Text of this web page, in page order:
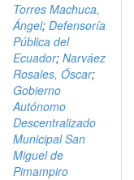
Torres Machuca,
Ángel; Defensoría
Pública del
Ecuador; Narváez
Rosales, Óscar;
Gobierno
Autónomo
Descentralizado
Municipal San
Miguel de
Pimampiro